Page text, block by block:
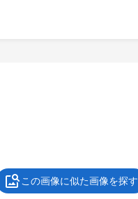
この画像に似た画像を探す